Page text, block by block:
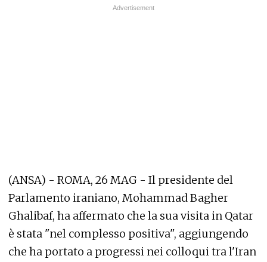
(ANSA) - ROMA, 26 MAG - Il presidente del
Parlamento iraniano, Mohammad Bagher
Ghalibaf, ha affermato che la sua visita in Qatar
è stata "nel complesso positiva", aggiungendo
che ha portato a progressi nei colloqui tra l'Iran